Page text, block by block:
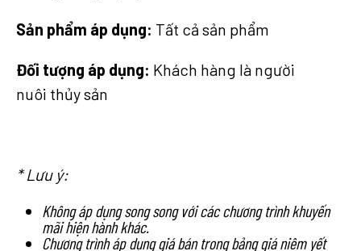
Sản phẩm áp dụng: Tất cả sản phẩm​
Đối tượng áp dụng: Khách hàng là người
nuôi thủy sản​
* Lưu ý:
Không áp dụngsongsong với các chương trình khuyến
mãi hiện hành khác.
Chương trình áp dụng giá bán trong bảng giá niêm yết